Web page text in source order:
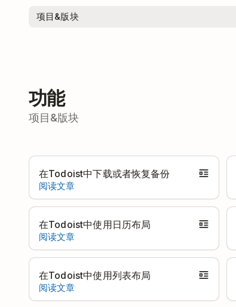
功能
项目&版块
在Todoist中下载或者恢复备份
阅读文章
在Todoist中使用日历布局
阅读文章
在Todoist中使用列表布局
阅读文章